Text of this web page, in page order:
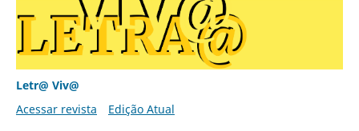
Letr@ Viv@
Acessar revista
Edição Atual